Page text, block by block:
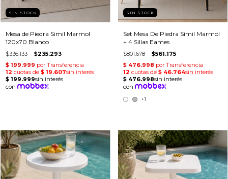
SIN STOCK
Mesa de Piedra Simil Marmol
120x70 Blanco
$336.133 $235.293
SIN STOCK
Set Mesa De Piedra Simil Marmol
+ 4 Sillas Eames
$801.678 $561.175
+1